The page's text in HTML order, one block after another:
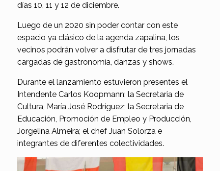
días 10, 11 y 12 de diciembre.
Luego de un 2020 sin poder contar con este
espacio ya clásico de la agenda zapalina, los
vecinos podrán volver a disfrutar de tres jornadas
cargadas de gastronomía, danzas y shows.
Durante el lanzamiento estuvieron presentes el
Intendente Carlos Koopmann; la Secretaria de
Cultura, María José Rodríguez; la Secretaria de
Educación, Promoción de Empleo y Producción,
Jorgelina Almeira; el chef Juan Solorza e
integrantes de diferentes colectividades.